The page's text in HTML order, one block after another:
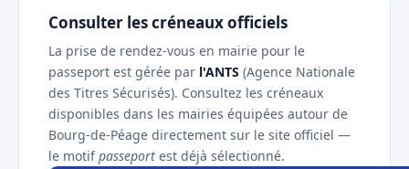
Consulter les créneaux officiels
La prise de rendez-vous en mairie pour le
passeport est gérée par l'ANTS (Agence Nationale
des Titres Sécurisés). Consultez les créneaux
disponibles dans les mairies équipées autour de
Bourg-de-Péage directement sur le site officiel —
le motifpasseport est déjà sélectionné.